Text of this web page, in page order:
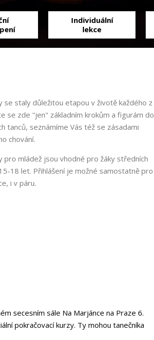
Individuální
lekce
se staly důležitou etapou v životě každého z
se zde "jen" základním krokům a figurám do
tanců, seznámíme Vás též se zásadami
chování.
pro mládež jsou vhodné pro žáky středních
18 let. Přihlášení je možné samostatně pro
i v páru.
secesním sále Na Marjánce na Praze 6.
pokračovací kurzy. Ty mohou tanečníka